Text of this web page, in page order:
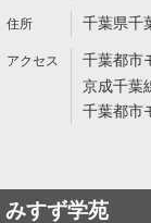
千葉県千
千葉都市
京成千葉
千葉都市
みすず学苑